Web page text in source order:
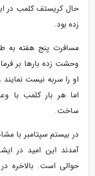
حال کریستف کلمب در
زده بود.
مسافرت پنج هفته به
وحشت زده بارها بر
او را سربه نیست نمایند
اما هر بار کلمب با
ساخت.
در بیستم سپتامبر با
آمدند این امید در
حوالی است. بالاخره